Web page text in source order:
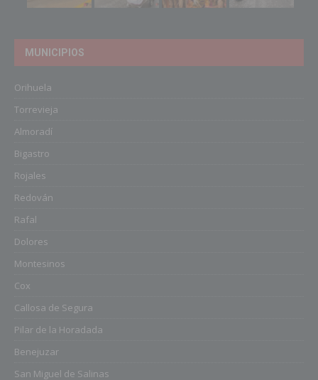
MUNICIPIOS
Orihuela
Torrevieja
Almoradí
Bigastro
Rojales
Redován
Rafal
Dolores
Montesinos
Cox
Callosa de Segura
Pilar de la Horadada
Benejuzar
San Miguel de Salinas